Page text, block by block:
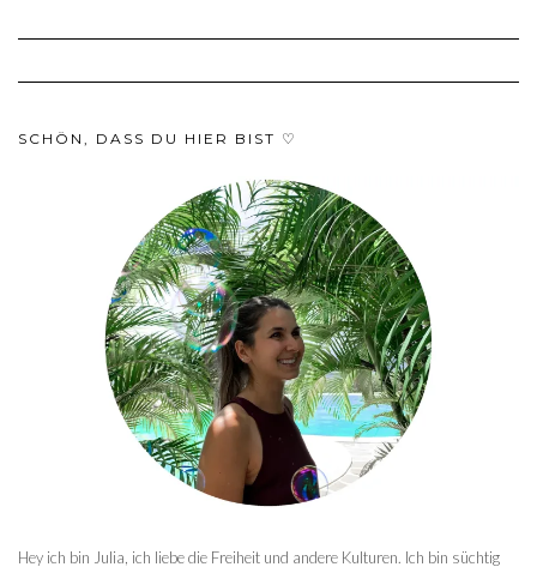
SCHÖN, DASS DU HIER BIST ♡
Hey ich bin Julia, ich liebe die Freiheit und andere Kulturen. Ich bin süchtig